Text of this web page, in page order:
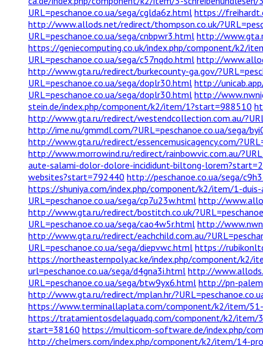
URL=peschanoe.co.ua/sega/cglda6z.html https://
http://www.allods.net/redirect/thompson.co.uk/
URL=peschanoe.co.ua/sega/cnbpwr3.html http://
https://geniecomputing.co.uk/index.php/component/k2/
URL=peschanoe.co.ua/sega/c57nqdo.html http://
http://www.gta.ru/redirect/burkecounty-ga.gov/
URL=peschanoe.co.ua/sega/doplr30.html http://
URL=peschanoe.co.ua/sega/doplr30.html http://
stein.de/index.php/component/k2/item/1?start=988510
http://www.gta.ru/redirect/westendcollection.com.au/
http://ime.nu/gmmdl.com/?URL=peschanoe.co.ua/sega/
http://www.gta.ru/redirect/essencemusicagency.com/
http://www.morrowind.ru/redirect/rainbowvic.com.au/
aute-salami-dolor-dolore-incididunt-biltong-
websites?start=792440 http://peschanoe.co.ua/sega/
https://shuniya.com/index.php/component/k2/item/1-
URL=peschanoe.co.ua/sega/cp7u23w.html http://
http://www.gta.ru/redirect/bostitch.co.uk/
URL=peschanoe.co.ua/sega/cao4w5r.html http://
http://www.gta.ru/redirect/eachchild.com.au/
URL=peschanoe.co.ua/sega/diepvwc.html https://
https://northeasternpoly.ac.ke/index.php/component/k2/
url=peschanoe.co.ua/sega/d4gna3i.html http://
URL=peschanoe.co.ua/sega/btw9yx6.html http://pn-
http://www.gta.ru/redirect/mplan.hr/
https://www.terminallaplata.com/component/k2/item/
https://tratamientosdelaguadq.com/component/k2/item/
start=38160 https://multicom-software.de/index.php/
http://chelmers.com/index.php/component/k2/item/14-